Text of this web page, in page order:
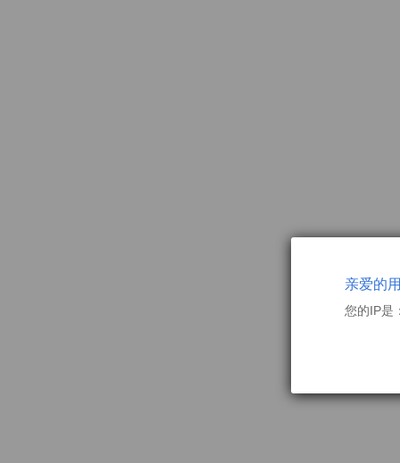
亲爱的
您的IP是